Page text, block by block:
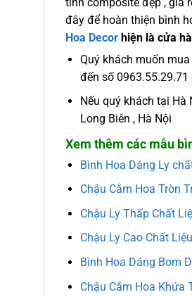
tinh composite đẹp , giá
đây để hoàn thiện bình
Hoa Decor hiện là cửa
Quý khách muốn
đến số
Nếu quý khách tại
Long Biên , Hà Nội
Xem thêm các mẫu
Bình Hoa Dáng Ly
Chậu Cắm Hoa Tròn
Chậu Ly Thấp Chất
Chậu Ly Cao Chất
Bình Hoa Dáng Bom
Chậu Cắm Hoa Khứa